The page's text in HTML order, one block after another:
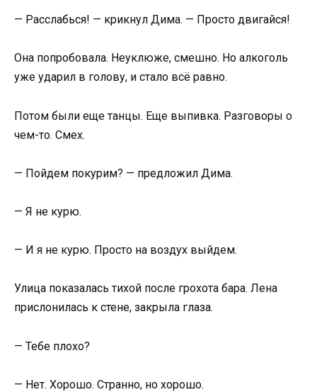
— Расслабься! — крикнул Дима. — Просто двигайся!
Она попробовала. Неуклюже, смешно. Но алкоголь
уже ударил в голову, и стало всё равно.
Потом были еще танцы. Еще выпивка. Разговоры о
чем-то. Смех.
— Пойдем покурим? — предложил Дима.
— Я не курю.
— И я не курю. Просто на воздух выйдем.
Улица показалась тихой после грохота бара. Лена
прислонилась к стене, закрыла глаза.
— Тебе плохо?
— Нет. Хорошо. Странно, но хорошо.